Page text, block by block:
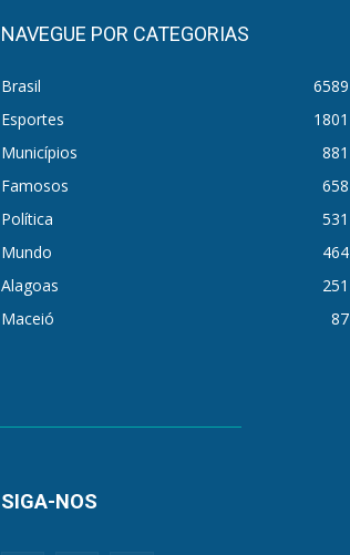
NAVEGUE POR CATEGORIAS
Brasil
6589
Esportes
1801
Municípios
881
Famosos
658
Política
531
Mundo
464
Alagoas
251
Maceió
87
SIGA-NOS